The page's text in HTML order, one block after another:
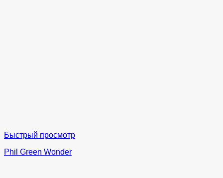
Быстрый просмотр
Phil Green Wonder